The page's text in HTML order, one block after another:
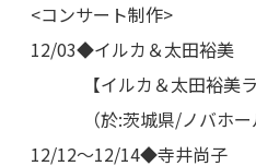
<コンサート制作>
12/03◆イルカ＆太田裕美
【イルカ＆太田裕美ラ
（於:茨城県/ノバホー
12/12～12/14◆寺井尚子